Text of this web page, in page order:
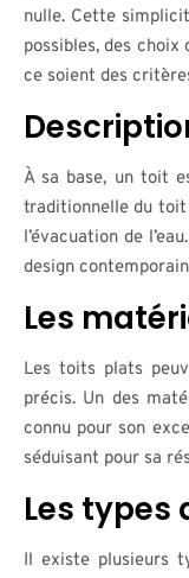
nulle. Cette
possibles, des
ce soient des
À sa base, un toit
traditionnelle du toit
l’évacuation de
design
Les
Les toits plats
précis. Un des
connu pour son
séduisant pour sa
Les types
Il existe plusieurs